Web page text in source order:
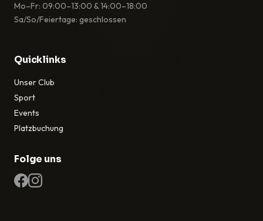
Mo–Fr: 09:00–13:00 & 14:00–18:00
Sa/So/Feiertage: geschlossen
Quicklinks
Unser Club
Sport
Events
Platzbuchung
Folge uns